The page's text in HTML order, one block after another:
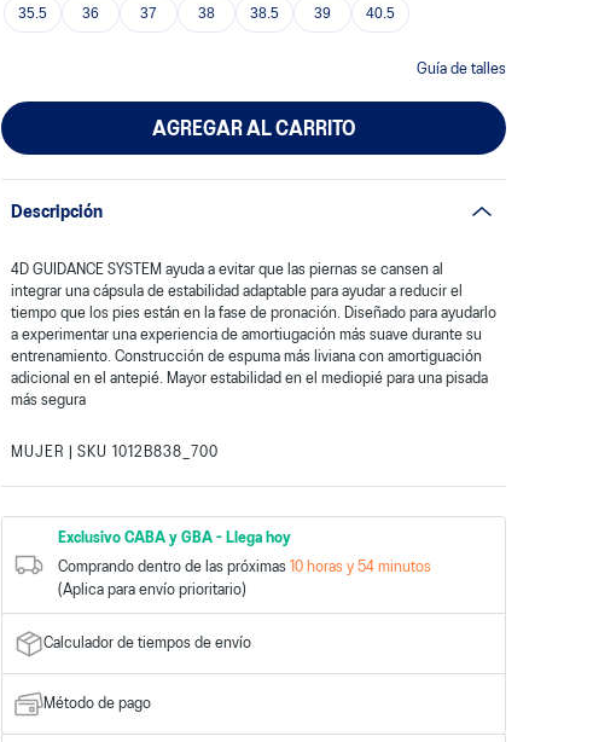
36 37 38 39
38.5 40.5
35.5
Guía de talles
AGREGAR AL CARRITO
Descripción
4D GUIDANCE SYSTEM ayuda a evitar que las piernas se cansen al
integrar una cápsula de estabilidad adaptable para ayudar a reducir el
tiempo que los pies están en la fase de pronación. Diseñado para ayudarlo
a experimentar una experiencia de amortiugación más suave durante su
entrenamiento. Construcción de espuma más liviana con amortiguación
adicional en el antepié. Mayor estabilidad en el mediopié para una pisada
más segura
MUJER SKU 1012B838_700
Exclusivo CABA y GBA - Llega hoy
Comprando dentro de las próximas 10 horas y 54 minutos
Calculador de tiempos de envío
Método de pago